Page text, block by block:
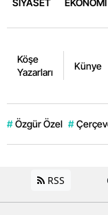
SİYASET EKONOMİ
Köşe
Yazarları
Künye
# Özgür Özel #
RSS